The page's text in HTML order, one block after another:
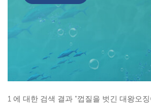
1 에 대한 검색 결과 "껍질을 벗긴 대왕오